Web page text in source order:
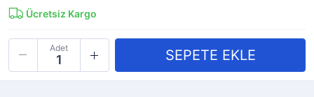
Ücretsiz Kargo
Adet